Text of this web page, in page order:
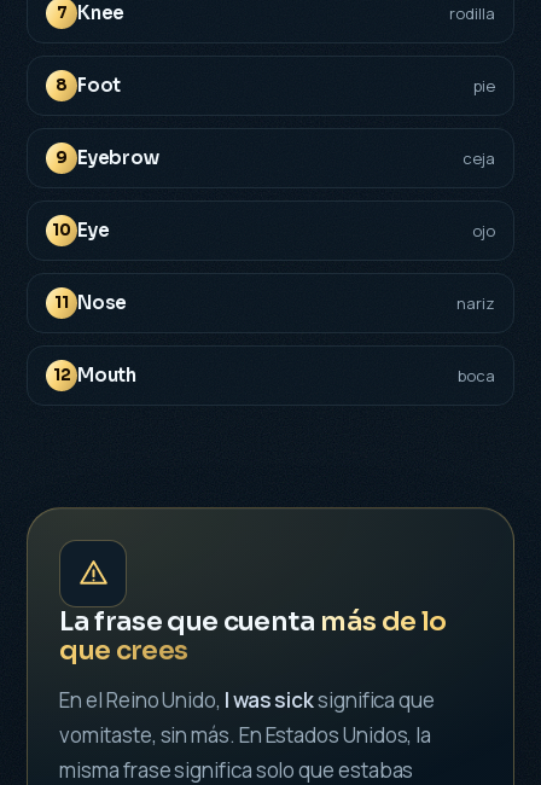
7 Knee rodilla
8 Foot pie
9 Eyebrow ceja
10 Eye ojo
11 Nose nariz
12 Mouth boca
La frase que cuenta más de lo
que crees
En el Reino Unido, I was sicksignifica que
vomitaste, sin más. En Estados Unidos, la
misma frase significa solo que estabas